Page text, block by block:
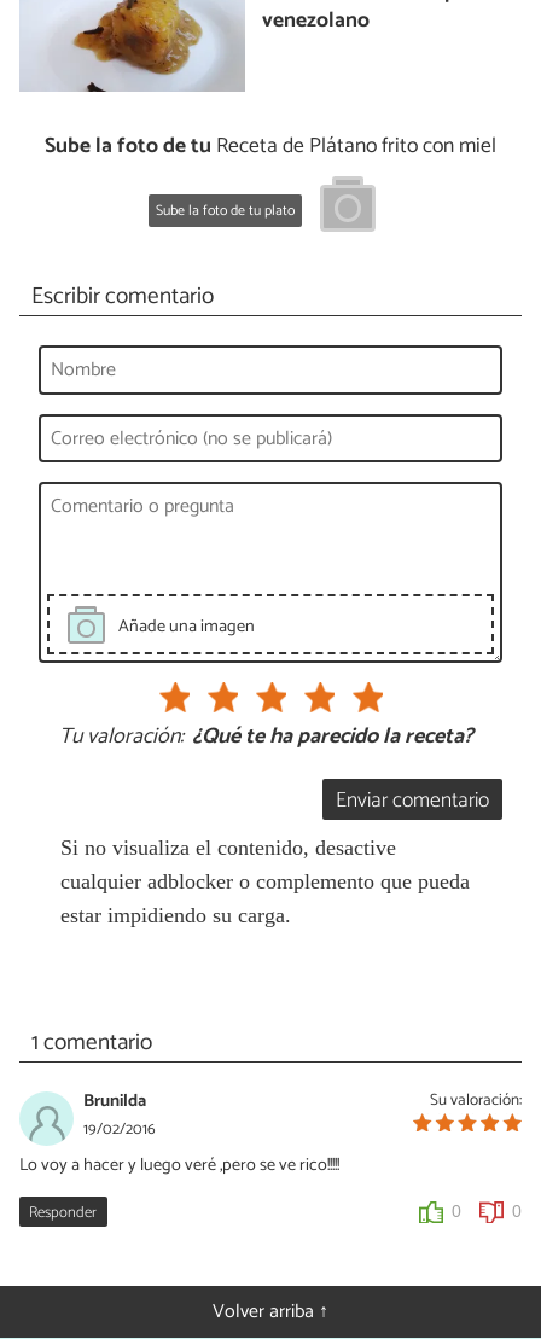
venezolano
Sube la foto de tu Receta de Plátano frito con miel
Sube la foto de tu plato
Escribir comentario
Añade una imagen
Tu valoración: ¿Qué te ha parecido la receta?
Enviar comentario
Si no visualiza el contenido, desactive
cualquier adblocker o complemento que pueda
estar impidiendo su carga.
1 comentario
Su valoración:
Brunilda
19/02/2016
Lo voy a hacer y luego veré ,pero se ve rico!!!!!
Responder 0 0
Volver arriba ↑